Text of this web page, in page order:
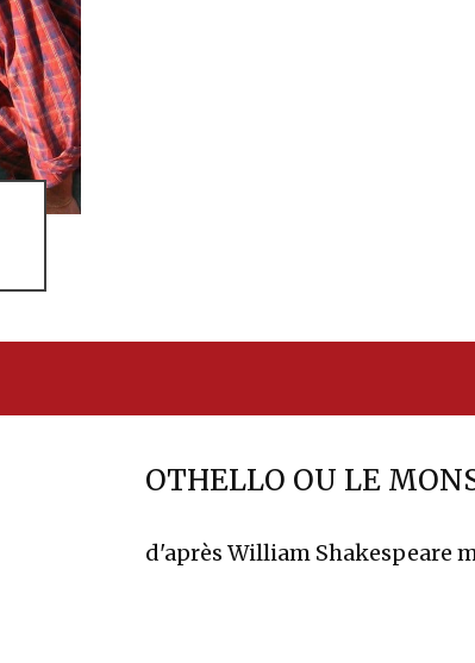
OTHELLO OU LE
d'après William Shakespeare